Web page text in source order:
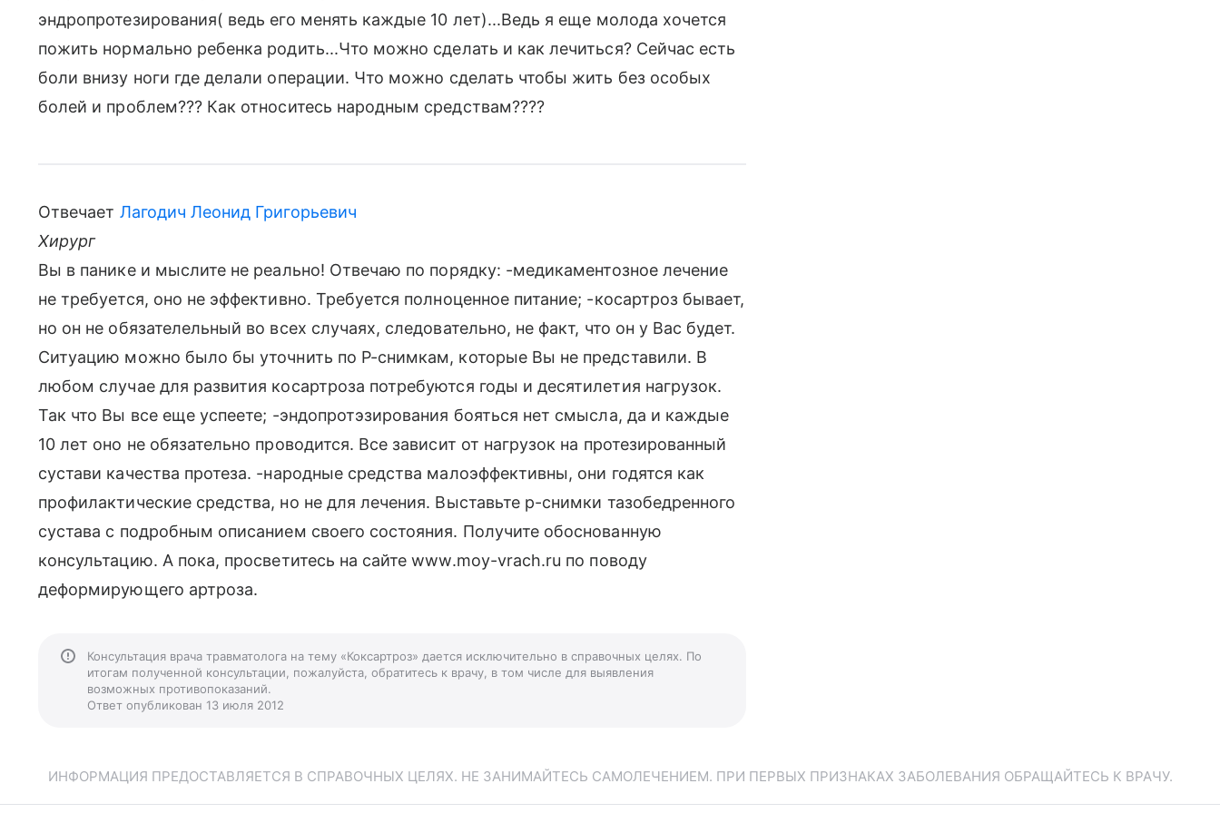
эндропротезирования( ведь его менять каждые 10 лет)...Ведь я еще молода хочется
пожить нормально ребенка родить...Что можно сделать и как лечиться? Сейчас есть
боли внизу ноги где делали операции. Что можно сделать чтобы жить без особых
болей и проблем??? Как относитесь народным средствам????
Отвечает Лагодич Леонид Григорьевич
Хирург
Вы в панике и мыслите не реально! Отвечаю по порядку: -медикаментозное лечение
не требуется, оно не эффективно. Требуется полноценное питание; -косартроз бывает,
но он не обязателельный во всех случаях, следовательно, не факт, что он у Вас будет.
Ситуацию можно было бы уточнить по Р-снимкам, которые Вы не представили. В
любом случае для развития косартроза потребуются годы и десятилетия нагрузок.
Так что Вы все еще успеете; -эндопротэзирования бояться нет смысла, да и каждые
10 лет оно не обязательно проводится. Все зависит от нагрузок на протезированный
сустави качества протеза. -народные средства малоэффективны, они годятся как
профилактические средства, но не для лечения. Выставьте р-снимки тазобедренного
сустава с подробным описанием своего состояния. Получите обоснованную
консультацию. А пока, просветитесь на сайте www.moy-vrach.ru по поводу
деформирующего артроза.
Консультация врача травматолога на тему «Коксартроз» дается исключительно в справочных целях. По
итогам полученной консультации, пожалуйста, обратитесь к врачу, в том числе для выявления
возможных противопоказаний.
Ответ опубликован 13 июля 2012
ИНФОРМАЦИЯ ПРЕДОСТАВЛЯЕТСЯ В СПРАВОЧНЫХ ЦЕЛЯХ. НЕ ЗАНИМАЙТЕСЬ САМОЛЕЧЕНИЕМ. ПРИ ПЕРВЫХ ПРИЗНАКАХ ЗАБОЛЕВАНИЯ ОБРАЩАЙТЕСЬ К ВРАЧУ.